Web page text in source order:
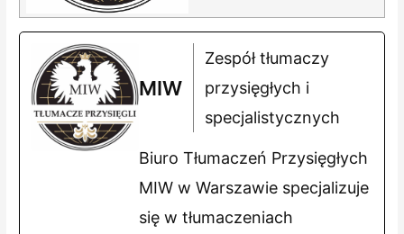
MIW
Zespół tłumaczy
przysięgłych i
specjalistycznych
Biuro Tłumaczeń Przysięgłych
MIW w Warszawie specjalizuje
się w tłumaczeniach